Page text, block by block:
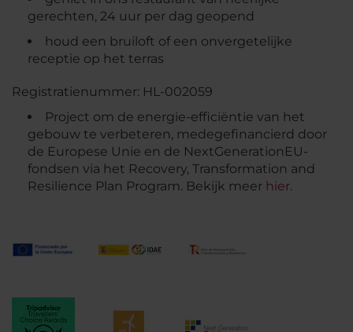
gerechten, 24 uur per dag geopend
houd een bruiloft of een onvergetelijke
receptie op het terras
Registratienummer: HL-002059
Project om de energie-efficiëntie van het
gebouw te verbeteren, medegefinancierd door
de Europese Unie en de NextGenerationEU-
fondsen via het Recovery, Transformation and
Resilience Plan Program. Bekijk meer hier.